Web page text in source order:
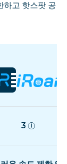
하고 핫스팟 공
3